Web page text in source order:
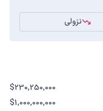
نزولی
$230,250,000
$1,000,000,000